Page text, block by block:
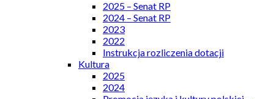
2025 – Senat RP
2024 – Senat RP
2023
2022
Instrukcja rozliczenia dotacji
Kultura
2025
2024